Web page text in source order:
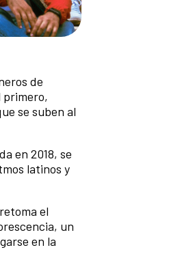
de
primero,
se suben al
en 2018, se
latinos y
retoma el
un
en la